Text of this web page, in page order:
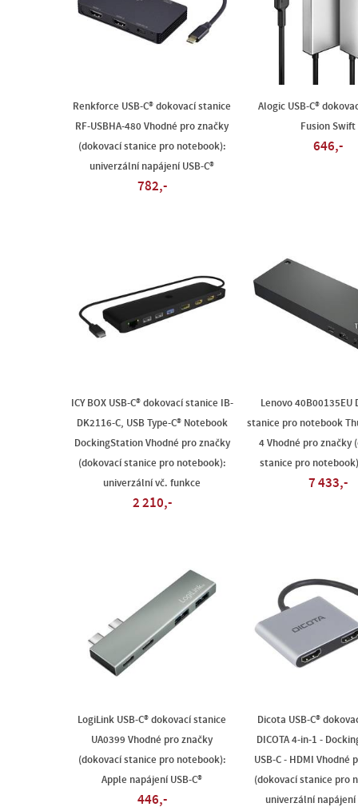
Renkforce USB-C® dokovací stanice
RF-USBHA-480 Vhodné pro značky
(dokovací stanice pro notebook):
univerzální napájení USB-C®
782,-
Alogic USB-C®
Fusion Swift
646,-
ICY BOX USB-C® dokovací stanice IB-
DK2116-C, USB Type-C® Notebook
DockingStation Vhodné pro značky
(dokovací stanice pro notebook):
univerzální vč. funkce
2 210,-
Lenovo 40B00135EU
stanice pro notebook
4 Vhodné pro značky
stanice pro
7 433,-
LogiLink USB-C® dokovací stanice
UA0399 Vhodné pro značky
(dokovací stanice pro notebook):
Apple napájení USB-C®
446,-
Dicota USB-C®
DICOTA 4-in-1 -
USB-C - HDMI Vhodné
(dokovací stanice pro
univerzální napájení